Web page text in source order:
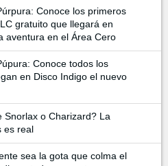
Conoce los primeros
gratuito que llegará en
aventura en el Área Cero
Conoce todos los
en Disco Indigo el nuevo
Snorlax o Charizard? La
es real
sea la gota que colma el